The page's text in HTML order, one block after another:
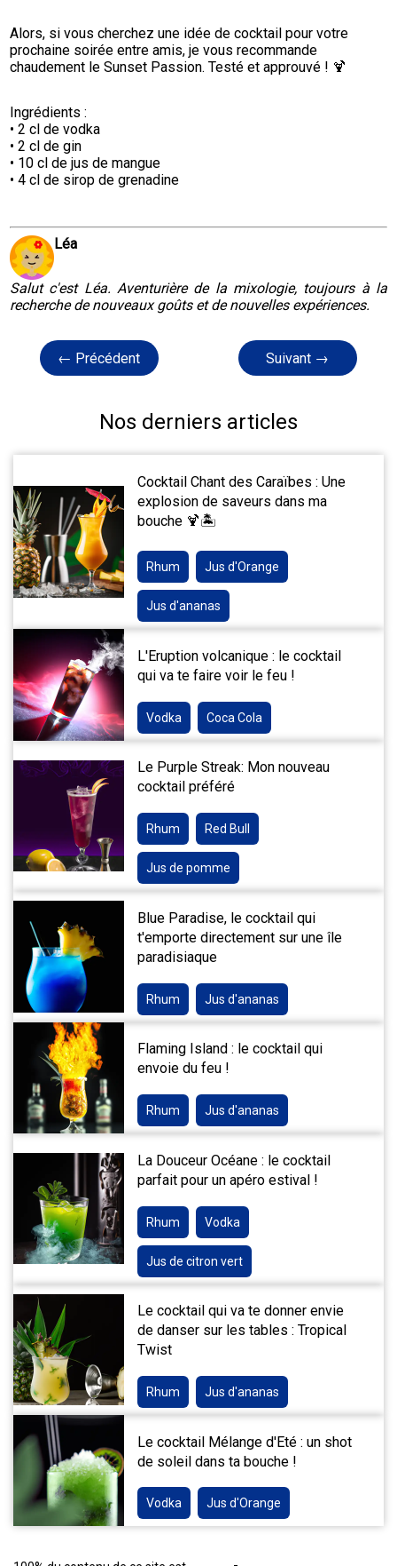
Alors, si vous cherchez une idée de cocktail pour votre
prochaine soirée entre amis, je vous recommande
chaudement le Sunset Passion. Testé et approuvé ! 🍹
Ingrédients :
• 2 cl de vodka
• 2 cl de gin
• 10 cl de jus de mangue
• 4 cl de sirop de grenadine
Léa
Salut c'est Léa. Aventurière de la mixologie, toujours à la
recherche de nouveaux goûts et de nouvelles expériences.
← Précédent Suivant →
Nos derniers articles
Cocktail Chant des Caraïbes : Une
explosion de saveurs dans ma
bouche 🍹🏝️
Rhum Jus d'Orange
Jus d'ananas
L'Eruption volcanique : le cocktail
qui va te faire voir le feu !
Vodka Coca Cola
Le Purple Streak: Mon nouveau
cocktail préféré
Rhum Red Bull
Jus de pomme
Blue Paradise, le cocktail qui
t'emporte directement sur une île
paradisiaque
Rhum Jus d'ananas
Flaming Island : le cocktail qui
envoie du feu !
Rhum Jus d'ananas
La Douceur Océane : le cocktail
parfait pour un apéro estival !
Rhum Vodka
Jus de citron vert
Le cocktail qui va te donner envie
de danser sur les tables : Tropical
Twist
Rhum Jus d'ananas
Le cocktail Mélange d'Eté : un shot
de soleil dans ta bouche !
Vodka Jus d'Orange